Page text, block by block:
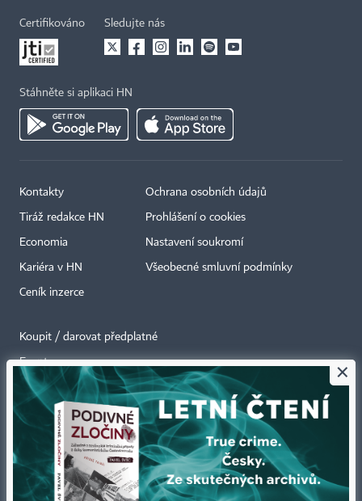
Certifikováno Sledujte nás
Stáhněte si aplikaci HN
Kontakty
Tiráž redakce HN
Economia
Kariéra v HN
Ceník inzerce
Ochrana osobních údajů
Prohlášení o cookies
Nastavení soukromí
Všeobecné smluvní podmínky
Koupit / darovat předplatné
Eventy
Newslettery
RSS kanály
Autorská práva vykonává vydavatel. Bez písemného svolení vydavatele je
zakázáno jakékoli užití částí nebo celku díla, zejména rozmnožování a šíření
×